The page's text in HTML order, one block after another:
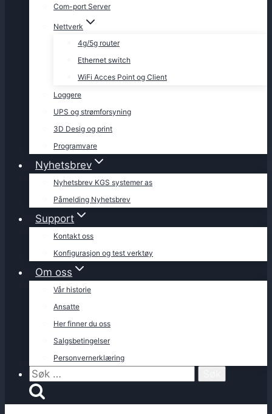
Com-port Server
Nettverk
4g/5g router
Ethernet switch
WiFi Acces Point og Client
Loggere
UPS og strømforsyning
3D Desig og print
Programvare
Nyhetsbrev
Nyhetsbrev KGS systemer as
Påmelding Nyhetsbrev
Support
Kontakt oss
Konfigurasjon og test verktøy
Om oss
Vår historie
Ansatte
Her finner du oss
Salgsbetingelser
Personvernerklæring
Søk
etter: